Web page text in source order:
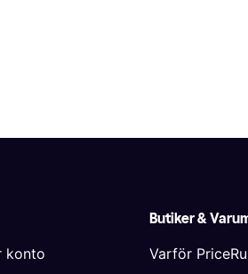
konto
Butiker &
Varför